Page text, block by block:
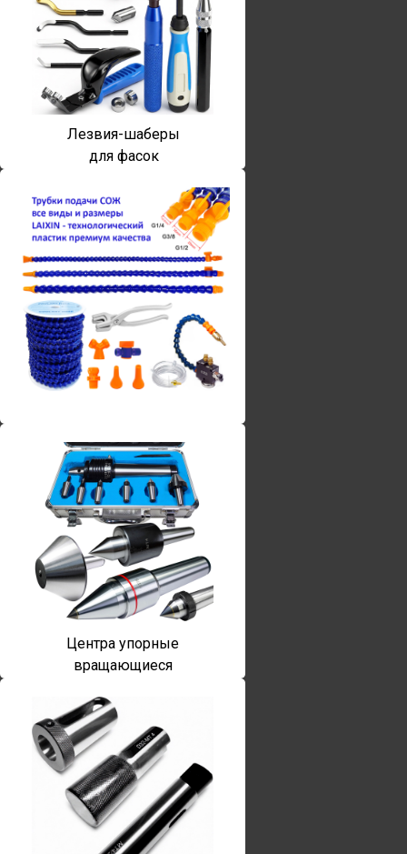
Лезвия-шаберы
для фасок
Винты torx
Центра упорные
вращающиеся